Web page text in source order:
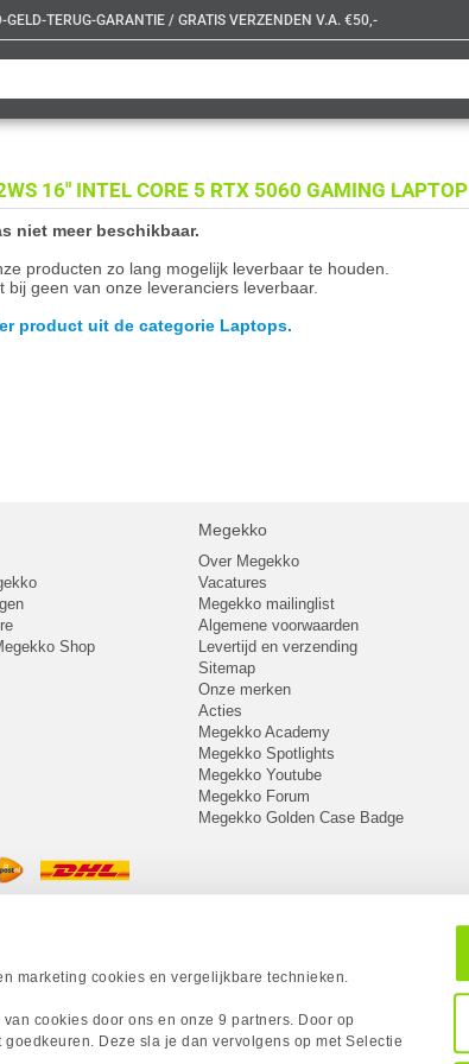
marketing cookies en vergelijkbare technieken.
cookies door ons en onze 9 partners. Door op
Deze sla je dan vervolgens op met Selectie
GELD-TERUG-GARANTIE / GRATIS VERZENDEN V.A. €50,-
16" INTEL CORE 5 RTX 5060 GAMING LAPTOP
niet meer beschikbaar.
producten zo lang mogelijk leverbaar te houden.
geen van onze leveranciers leverbaar.
product uit de categorie Laptops.
Shop
Megekko
Over Megekko
Vacatures
Megekko mailinglist
Algemene voorwaarden
Levertijd en verzending
Sitemap
Onze merken
Acties
Megekko Academy
Megekko Spotlights
Megekko Youtube
Megekko Forum
Megekko Golden Case Badge